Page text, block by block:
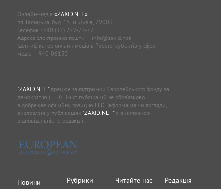
Онлайн-медіа «ZAXID.NET»
пл. Галицька, буд. 15, м. Львів, 79008
Телефон +380 (32) 229-77-77
Адреса електронної пошти — info@zaxid.net
Ідентифікатор онлайн-медіа в Реєстрі суб'єктів у сфері
медіа — R40-06155
"ZAXID.NET "працює за підтримки Європейського фонду за
демократію (EED). Зміст публікацій не обов’язково
відображає офіційну позицію EED. Інформація чи погляди,
висловлені у публікаціях "ZAXID.NET "є виключною
відповідальністю редакції.
Новини Рубрики Читайте нас Редакція